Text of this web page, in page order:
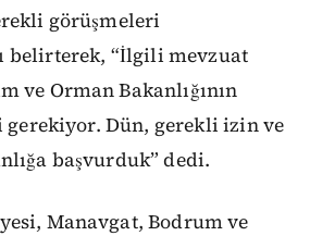
görüşmeleri
belirterek, “İlgili mevzuat
ve Orman Bakanlığının
Dün, gerekli izin ve
başvurduk” dedi.
Manavgat, Bodrum ve